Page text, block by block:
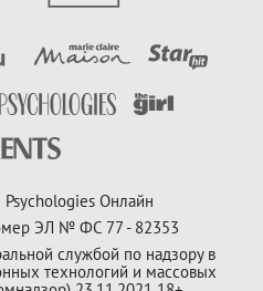
Psychologies Онлайн
ЭЛ № ФС 77 - 82353
службой по надзору в
технологий и массовых